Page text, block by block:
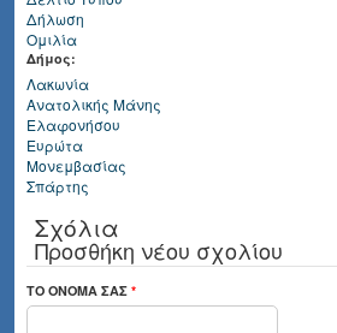
Δήλωση
Ομιλία
Δήμος:
Λακωνία
Ανατολικής Μάνης
Ελαφονήσου
Ευρώτα
Μονεμβασίας
Σπάρτης
Σχόλια
Προσθήκη νέου σχολίου
ΤΟ ΌΝΟΜΆ ΣΑΣ *